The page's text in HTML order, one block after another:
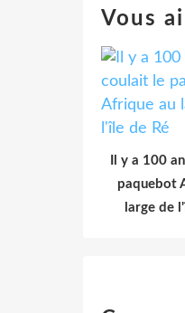
Vous
Il y a 100
paquebot
large de